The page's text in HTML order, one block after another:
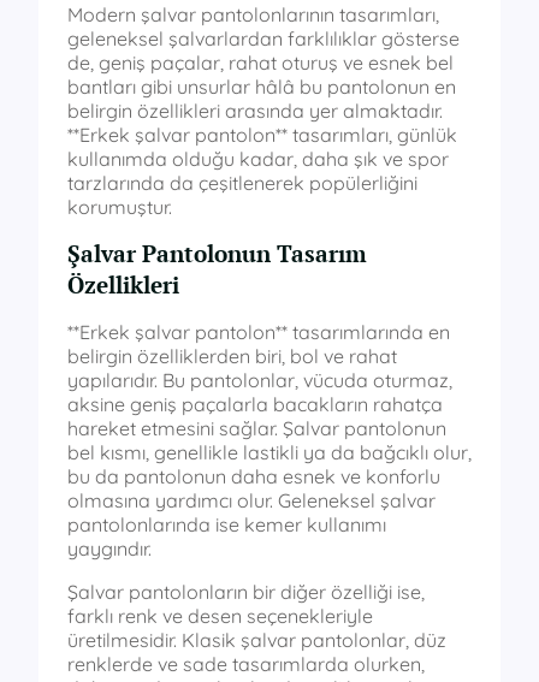
Modern şalvar pantolonlarının tasarımları,
geleneksel şalvarlardan farklılıklar gösterse
de, geniş paçalar, rahat oturuş ve esnek bel
bantları gibi unsurlar hâlâ bu pantolonun en
belirgin özellikleri arasında yer almaktadır.
**Erkek şalvar pantolon** tasarımları, günlük
kullanımda olduğu kadar, daha şık ve spor
tarzlarında da çeşitlenerek popülerliğini
korumuştur.
Şalvar Pantolonun Tasarım
Özellikleri
**Erkek şalvar pantolon** tasarımlarında en
belirgin özelliklerden biri, bol ve rahat
yapılarıdır. Bu pantolonlar, vücuda oturmaz,
aksine geniş paçalarla bacakların rahatça
hareket etmesini sağlar. Şalvar pantolonun
bel kısmı, genellikle lastikli ya da bağcıklı olur,
bu da pantolonun daha esnek ve konforlu
olmasına yardımcı olur. Geleneksel şalvar
pantolonlarında ise kemer kullanımı
yaygındır.
Şalvar pantolonların bir diğer özelliği ise,
farklı renk ve desen seçenekleriyle
üretilmesidir. Klasik şalvar pantolonlar, düz
renklerde ve sade tasarımlarda olurken,